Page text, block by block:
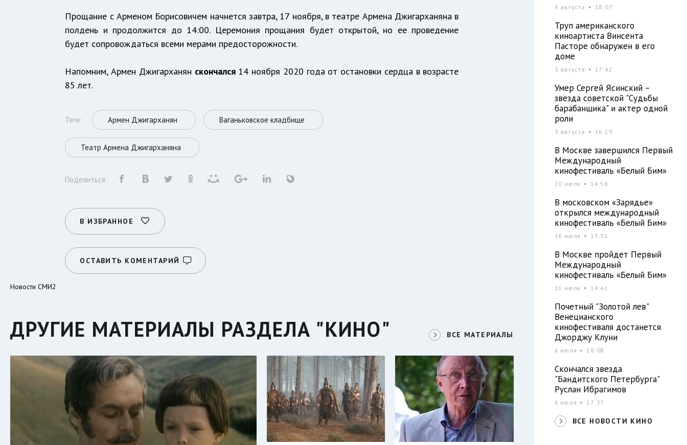
Прощание с Арменом Борисовичем начнется завтра, 17 ноября, в театре Армена Джигарханяна в
полдень и продолжится до 14:00. Церемония прощания будет открытой, но ее проведение
будет сопровождаться всеми мерами предосторожности.
Напомним, Армен Джигарханян скончался 14 ноября 2020 года от остановки сердца в возрасте
85 лет.
Теги: Армен Джигарханян Ваганьковское кладбище
Театр Армена Джигарханяна
Поделиться:
В ИЗБРАННОЕ
ОСТАВИТЬ КОМЕНТАРИЙ
Новости СМИ2
ДРУГИЕ МАТЕРИАЛЫ РАЗДЕЛА "КИНО" ВСЕ МАТЕРИАЛЫ
4 августа 18:07
Труп американского
киноартиста Винсента
Пасторе обнаружен в его
доме
3 августа 17:42
Умер Сергей Ясинский –
звезда советской "Судьбы
барабанщика" и актер одной
роли
3 августа 16:29
В Москве завершился Первый
Международный
кинофестиваль «Белый Бим»
20 июля 14:58
В московском «Зарядье»
открылся международный
кинофестиваль «Белый Бим»
16 июля 13:31
В Москве пройдет Первый
Международный
кинофестиваль «Белый Бим»
11 июля 14:42
Почетный "Золотой лев"
Венецианского
кинофестиваля достанется
Джорджу Клуни
6 июля 18:08
Скончался звезда
"Бандитского Петербурга"
Руслан Ибрагимов
6 июля 17:37
ВСЕ НОВОСТИ КИНО